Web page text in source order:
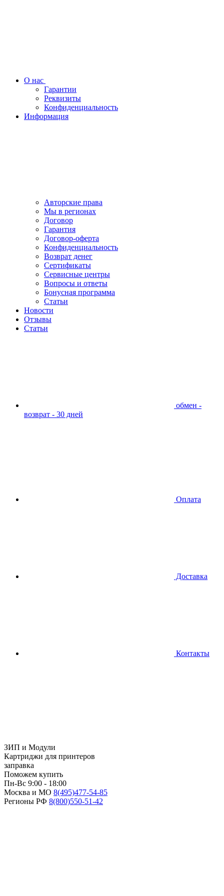
О нас
Гарантии
Реквизиты
Конфиденциальность
Информация
Авторские права
Мы в регионах
Договор
Гарантия
Договор-оферта
Конфиденциальность
Возврат денег
Сертификаты
Сервисные центры
Вопросы и ответы
Бонусная программа
Статьи
Новости
Отзывы
Статьи
обмен -
возврат - 30 дней
Оплата
Доставка
Контакты
ЗИП и Модули
Картриджи для принтеров
заправка
Поможем купить
Пн-Вс 9:00 - 18:00
Москва и МО 8(495)477-54-85
Регионы РФ 8(800)550-51-42